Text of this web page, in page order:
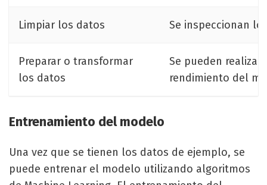
Limpiar los datos Se inspeccionan
Preparar o transformar
los datos
Se pueden
rendimiento del
Entrenamiento del modelo
Una vez que se tienen los datos de ejemplo, se
puede entrenar el modelo utilizando algoritmos